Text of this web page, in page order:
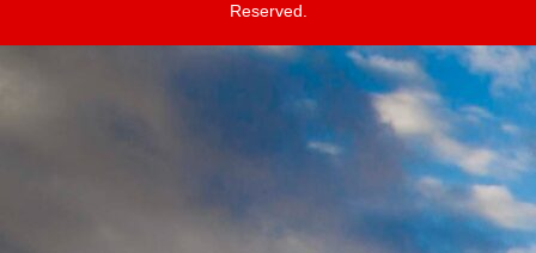
Reserved.